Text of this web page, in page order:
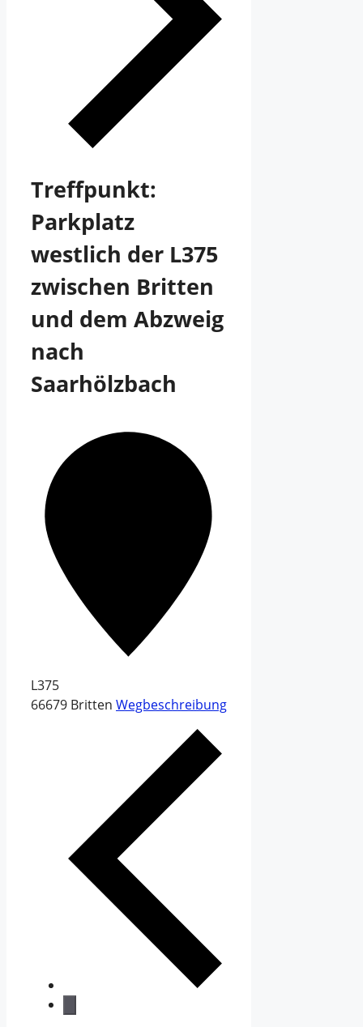
Treffpunkt:
Parkplatz
westlich der L375
zwischen Britten
und dem Abzweig
nach
Saarhölzbach
L375
66679 Britten Wegbeschreibung